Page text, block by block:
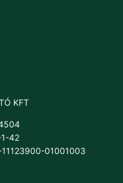
KFT
42
01001003